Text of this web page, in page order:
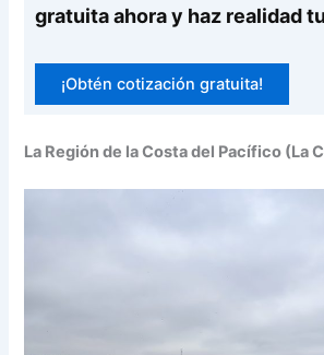
gratuita ahora y haz realidad
¡Obtén cotización gratuita!
La Región de la Costa del Pacífico (La